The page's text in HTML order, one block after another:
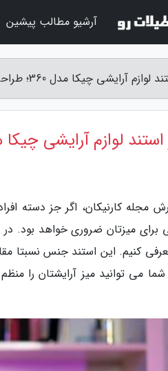
چیکا مدل 360؛ طراحی لوکس و نسبتا مقاوم - مجله کارنیکان
لوازم آرایشی چیکا مدل 360؛ طراحی لوکس و
مجله کارنیکان، اگر جز دسته
کنیم. این استند جنس نسبتا
شما می توانید میز آرایشتان را
آرشیو مطالب پیشین